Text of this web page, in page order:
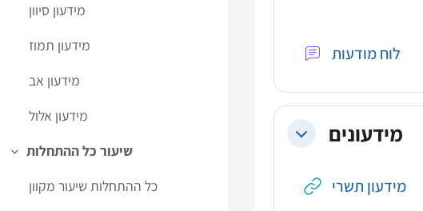
מידעון סיוון
מידעון תמוז
מידעון אב
מידעון אלול
Collapse
שיעור כל ההתחלות
כל ההתחלות שיעור מקוון
Collapseמידעונים
מידעון תשריURL